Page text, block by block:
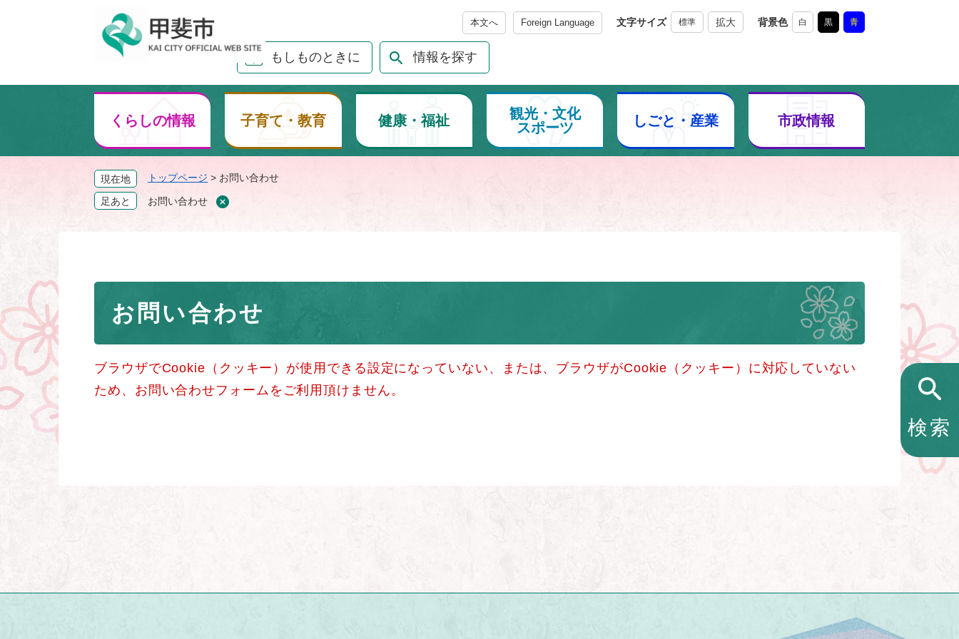
メニューを飛ばして本文へ
本文へ Foreign Language 文字サイズ 標準 拡大 背景色 白 黒 青
もしものときに 情報を探す
くらしの情報 子育て・教育 健康・福祉
観光・文化
スポーツ
しごと・産業 市政情報
検索
現在地 トップページ > お問い合わせ
足あと お問い合わせ
お問い合わせ
ブラウザでCookie（クッキー）が使用できる設定になっていない、または、ブラウザがCookie（クッキー）に対応していない
ため、お問い合わせフォームをご利用頂けません。